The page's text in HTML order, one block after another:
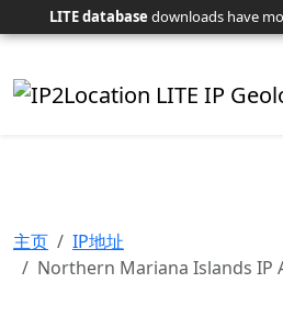
LITE database downloads have
主页
IP地址
Northern Mariana Islands IP